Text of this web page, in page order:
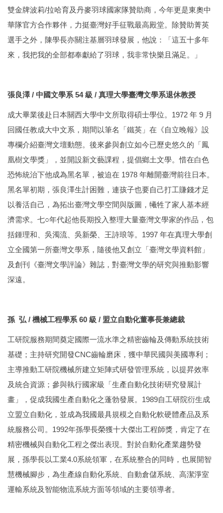
雙金牌波莉/拉哈育及丹麥羽球國家隊贊助商，今年更是東奧中
華隊官方合作夥伴，力挺臺灣好手征戰最高殿堂。除贊助菁英
選手之外，陳學長亦關注基層羽球發展，他說：「這五十多年
來，我把我的全部都奉獻給了羽球，我非常快樂且滿足。」
張良澤 / 中國文學系 54 級 / 真理大學臺灣文學系退休教授
成大畢業後赴日本關西大學中文所取得碩士學位。1972 年 9 月
回國任教成大中文系，期間以筆名「鐵英」在《自立晚報》設
專欄介紹臺灣文壇動態。後來參與創立如今已歷史悠久的「鳳
凰樹文學獎」，並開設新文藝課程，提倡鄉土文學。惜在白色
恐怖統治下他成為黑名單，被迫在 1978 年離開臺灣前往日本。
黑名單初期，張良澤生計困難，連孩子也要自己打工賺錢才足
以養活自己，為拓出臺灣文學空間與版圖，犧牲了家人基本經
濟需求。七○年代起他長期投入整理大量臺灣文學家的作品，包
括鍾理和、吳濁流、吳新榮、王詩琅等。1997 年在真理大學創
立全國第一所臺灣文學系，隨後他又創立「臺灣文學資料館」
及創刊《臺灣文學評論》雜誌，對臺灣文學的研究與推動影響
深遠。
孫 弘 / 機械工程學系 60 級 / 盟立自動化董事長兼總裁
工研院服務期間奠定國際一流水準之精密齒輪及傳動系統技術
基礎；主持研究開發CNC齒輪磨床，獲中華民國與美國專利；
主導推動工研院機械所建立矩陣式研發管理系統，以提昇效率
及統合資源；參與執行國家級「生產自動化技術研究發展計
畫」，促成我國生產自動化之蓬勃發展。1989自工研院衍生成
立盟立自動化，並成為我國最具規模之自動化軟硬體產品及系
統服務公司。1992年孫學長榮獲十大傑出工程師獎，肯定了在
精密機械與自動化工程之傑出表現。對於自動化產業趨勢發
展，孫學長以工業4.0系統領軍，在系統整合的同時，也展開智
慧機械腳步，為生產線自動化系統、自動倉儲系統、高潔淨室
運輸系統及智能物流系統方面等領域的主要領導者。